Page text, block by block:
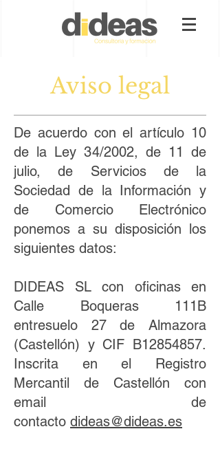
Aviso legal
De acuerdo con el artículo 10
de la Ley 34/2002, de 11 de
julio, de Servicios de la
Sociedad de la Información y
de Comercio Electrónico
ponemos a su disposición los
siguientes datos:
DIDEAS SL con oficinas en
Calle Boqueras 111B
entresuelo 27 de Almazora
(Castellón) y CIF B12854857.
Inscrita en el Registro
Mercantil de Castellón con
email de
contacto dideas@dideas.es